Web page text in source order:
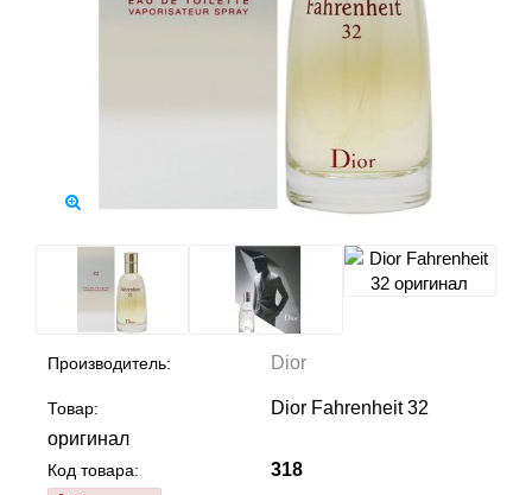
Производитель: Dior
Товар:
Dior Fahrenheit 32
оригинал
Код товара: 318